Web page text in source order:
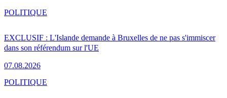
EXCLUSIF : L'Islande demande à Bruxelles de ne pas s'immiscer
dans son référendum sur l'UE
07.08.2026
POLITIQUE
POLITIQUE